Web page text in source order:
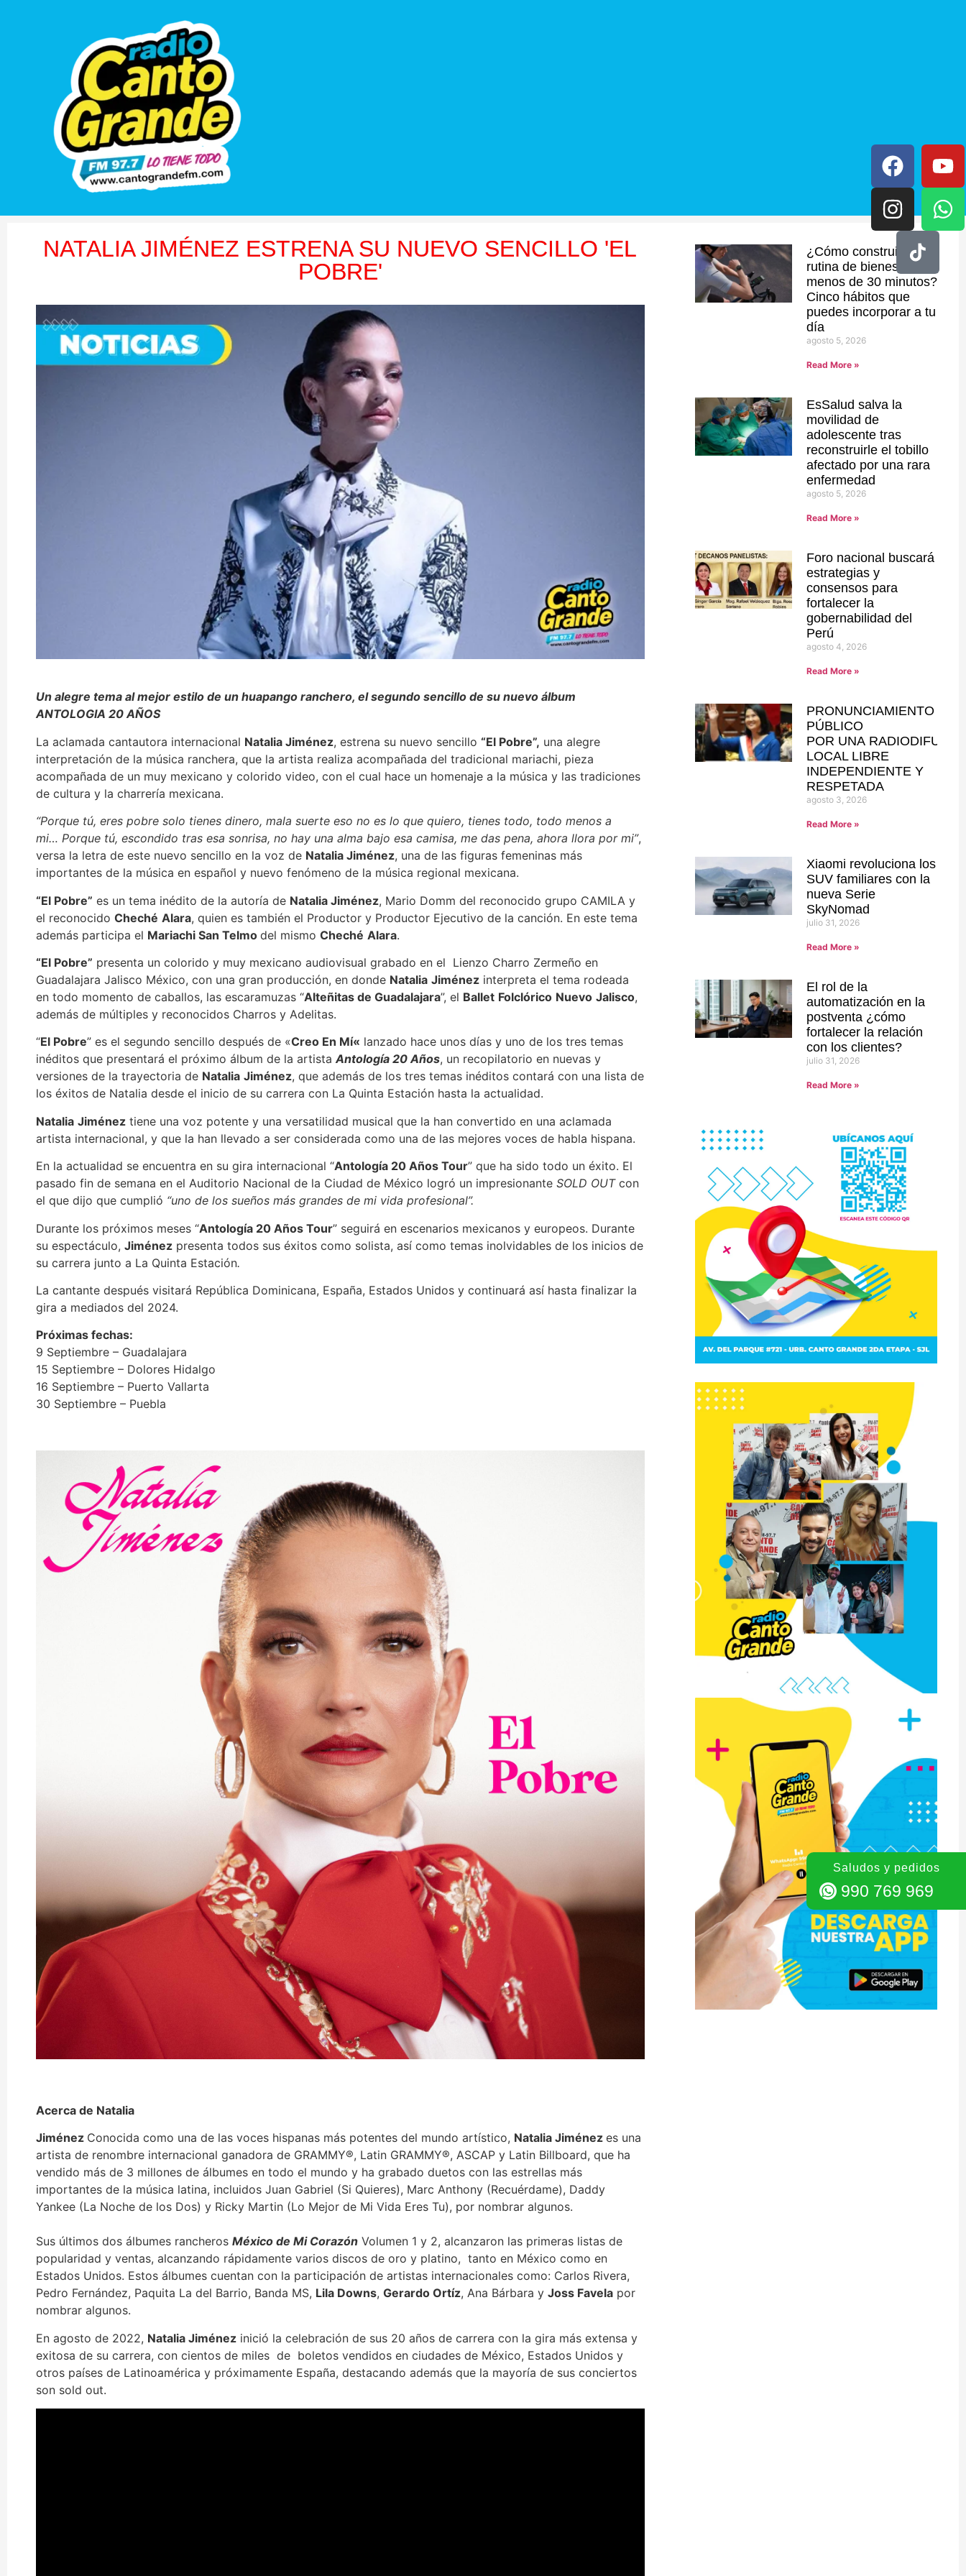
NATALIA JIMÉNEZ ESTRENA SU NUEVO SENCILLO 'EL
POBRE'
Un alegre tema al mejor estilo de un huapango ranchero, el segundo sencillo de su nuevo álbum
ANTOLOGIA 20 AÑOS
La aclamada cantautora internacional Natalia Jiménez, estrena su nuevo sencillo “El Pobre”, una alegre
interpretación de la música ranchera, que la artista realiza acompañada del tradicional mariachi, pieza
acompañada de un muy mexicano y colorido video, con el cual hace un homenaje a la música y las tradiciones
de cultura y la charrería mexicana.
“Porque tú, eres pobre solo tienes dinero, mala suerte eso no es lo que quiero, tienes todo, todo menos a
mi… Porque tú, escondido tras esa sonrisa, no hay una alma bajo esa camisa, me das pena, ahora llora por mi”,
versa la letra de este nuevo sencillo en la voz de Natalia Jiménez, una de las figuras femeninas más
importantes de la música en español y nuevo fenómeno de la música regional mexicana.
“El Pobre” es un tema inédito de la autoría de Natalia Jiménez, Mario Domm del reconocido grupo CAMILA y
el reconocido Cheché Alara, quien es también el Productor y Productor Ejecutivo de la canción. En este tema
además participa el Mariachi San Telmo del mismo Cheché Alara.
“El Pobre” presenta un colorido y muy mexicano audiovisual grabado en el Lienzo Charro Zermeño en
Guadalajara Jalisco México, con una gran producción, en donde Natalia Jiménez interpreta el tema rodeada
en todo momento de caballos, las escaramuzas “Alteñitas de Guadalajara”, el Ballet Folclórico Nuevo Jalisco,
además de múltiples y reconocidos Charros y Adelitas.
“El Pobre” es el segundo sencillo después de «Creo En Mí« lanzado hace unos días y uno de los tres temas
inéditos que presentará el próximo álbum de la artistaAntología 20 Años, un recopilatorio en nuevas y
versiones de la trayectoria de Natalia Jiménez, que además de los tres temas inéditos contará con una lista de
los éxitos de Natalia desde el inicio de su carrera con La Quinta Estación hasta la actualidad.
Natalia Jiménez tiene una voz potente y una versatilidad musical que la han convertido en una aclamada
artista internacional, y que la han llevado a ser considerada como una de las mejores voces de habla hispana.
En la actualidad se encuentra en su gira internacional “Antología 20 Años Tour” que ha sido todo un éxito. El
pasado fin de semana en el Auditorio Nacional de la Ciudad de México logró un impresionante SOLD OUTcon
el que dijo que cumplió “uno de los sueños más grandes de mi vida profesional”.
Durante los próximos meses “Antología 20 Años Tour” seguirá en escenarios mexicanos y europeos. Durante
su espectáculo, Jiménez presenta todos sus éxitos como solista, así como temas inolvidables de los inicios de
su carrera junto a La Quinta Estación.
La cantante después visitará República Dominicana, España, Estados Unidos y continuará así hasta finalizar la
gira a mediados del 2024.
Próximas fechas:
9 Septiembre – Guadalajara
15 Septiembre – Dolores Hidalgo
16 Septiembre – Puerto Vallarta
30 Septiembre – Puebla
Acerca de Natalia
Jiménez Conocida como una de las voces hispanas más potentes del mundo artístico, Natalia Jiménez es una
artista de renombre internacional ganadora de GRAMMY®, Latin GRAMMY®, ASCAP y Latin Billboard, que ha
vendido más de 3 millones de álbumes en todo el mundo y ha grabado duetos con las estrellas más
importantes de la música latina, incluidos Juan Gabriel (Si Quieres), Marc Anthony (Recuérdame), Daddy
Yankee (La Noche de los Dos) y Ricky Martin (Lo Mejor de Mi Vida Eres Tu), por nombrar algunos.
Sus últimos dos álbumes rancheros México de Mi Corazón Volumen 1 y 2, alcanzaron las primeras listas de
popularidad y ventas, alcanzando rápidamente varios discos de oro y platino, tanto en México como en
Estados Unidos. Estos álbumes cuentan con la participación de artistas internacionales como: Carlos Rivera,
Pedro Fernández, Paquita La del Barrio, Banda MS, Lila Downs, Gerardo Ortíz, Ana Bárbara y Joss Favela por
nombrar algunos.
En agosto de 2022, Natalia Jiménez inició la celebración de sus 20 años de carrera con la gira más extensa y
exitosa de su carrera, con cientos de miles de boletos vendidos en ciudades de México, Estados Unidos y
otros países de Latinoamérica y próximamente España, destacando además que la mayoría de sus conciertos
son sold out.
¿Cómo construir una
rutina de bienestar en
menos de 30 minutos?
Cinco hábitos que
puedes incorporar a tu
día
agosto 5, 2026
Read More »
EsSalud salva la
movilidad de
adolescente tras
reconstruirle el tobillo
afectado por una rara
enfermedad
agosto 5, 2026
Read More »
Foro nacional buscará
estrategias y
consensos para
fortalecer la
gobernabilidad del
Perú
agosto 4, 2026
Read More »
PRONUNCIAMIENTO
PÚBLICO
POR UNA
LOCAL LIBRE
INDEPENDIENTE Y
RESPETADA
agosto 3, 2026
Read More »
Xiaomi revoluciona los
SUV familiares con la
nueva Serie
SkyNomad
julio 31, 2026
Read More »
El rol de la
automatización en la
postventa ¿cómo
fortalecer la relación
con los clientes?
julio 31, 2026
Read More »
Saludos y pedidos
990 769 969